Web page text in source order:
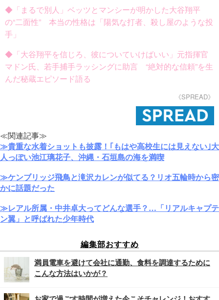
◆「まるで別人」ベッツとマンシーが明かした大谷翔平
の“二面性” 本当の性格は「陽気な打者、殺し屋のような投
手」
◆「大谷翔平を信じろ、彼についていけばいい」元指揮官
マドン氏、若手捕手ラッシングに助言 “絶対的な信頼”を生
んだ秘蔵エピソード語る
《SPREAD》
≪関連記事≫
≫貴重な水着ショットも披露！｢もはや高校生には見えない｣大
人っぽい池江璃花子、沖縄・石垣島の海を満喫
≫ケンブリッジ飛鳥と滝沢カレンが似てる？リオ五輪時から密
かに話題だった
≫レアル所属・中井卓大ってどんな選手？…「リアルキャプテ
ン翼」と呼ばれた少年時代
編集部おすすめ
満員電車を避けて会社に通勤、食料を調達するために
こんな方法はいかが？